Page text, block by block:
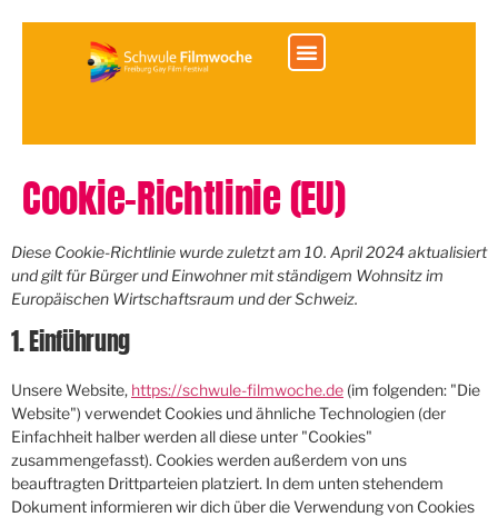
springen
Cookie-Richtlinie (EU)
Diese Cookie-Richtlinie wurde zuletzt am 10. April 2024 aktualisiert
und gilt für Bürger und Einwohner mit ständigem Wohnsitz im
Europäischen Wirtschaftsraum und der Schweiz.
1. Einführung
Unsere Website, https://schwule-filmwoche.de (im folgenden: "Die
Website") verwendet Cookies und ähnliche Technologien (der
Einfachheit halber werden all diese unter "Cookies"
zusammengefasst). Cookies werden außerdem von uns
beauftragten Drittparteien platziert. In dem unten stehendem
Dokument informieren wir dich über die Verwendung von Cookies